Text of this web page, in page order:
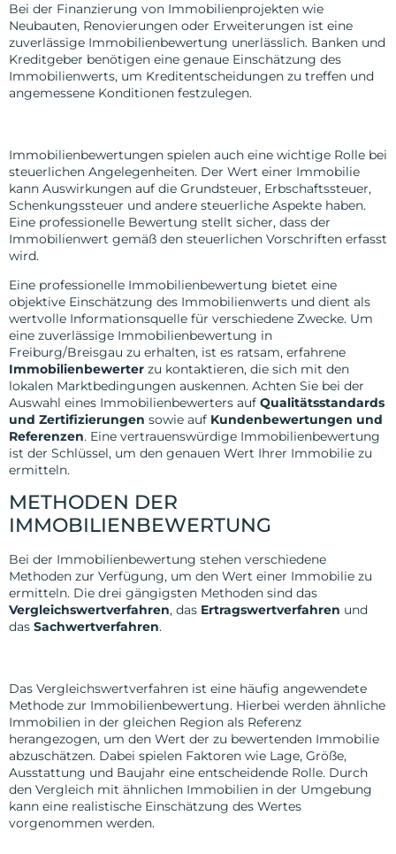
Bei der Finanzierung von Immobilienprojekten wie
Neubauten, Renovierungen oder Erweiterungen ist eine
zuverlässige Immobilienbewertung unerlässlich. Banken und
Kreditgeber benötigen eine genaue Einschätzung des
Immobilienwerts, um Kreditentscheidungen zu treffen und
angemessene Konditionen festzulegen.
Immobilienbewertungen spielen auch eine wichtige Rolle bei
steuerlichen Angelegenheiten. Der Wert einer Immobilie
kann Auswirkungen auf die Grundsteuer, Erbschaftssteuer,
Schenkungssteuer und andere steuerliche Aspekte haben.
Eine professionelle Bewertung stellt sicher, dass der
Immobilienwert gemäß den steuerlichen Vorschriften erfasst
wird.
Eine professionelle Immobilienbewertung bietet eine
objektive Einschätzung des Immobilienwerts und dient als
wertvolle Informationsquelle für verschiedene Zwecke. Um
eine zuverlässige Immobilienbewertung in
Freiburg/Breisgau zu erhalten, ist es ratsam, erfahrene
Immobilienbewerter zu kontaktieren, die sich mit den
lokalen Marktbedingungen auskennen. Achten Sie bei der
Auswahl eines Immobilienbewerters auf Qualitätsstandards
und Zertifizierungen sowie auf Kundenbewertungen und
Referenzen. Eine vertrauenswürdige Immobilienbewertung
ist der Schlüssel, um den genauen Wert Ihrer Immobilie zu
ermitteln.
METHODEN DER
IMMOBILIENBEWERTUNG
Bei der Immobilienbewertung stehen verschiedene
Methoden zur Verfügung, um den Wert einer Immobilie zu
ermitteln. Die drei gängigsten Methoden sind das
Vergleichswertverfahren, das Ertragswertverfahren und
das Sachwertverfahren.
Das Vergleichswertverfahren ist eine häufig angewendete
Methode zur Immobilienbewertung. Hierbei werden ähnliche
Immobilien in der gleichen Region als Referenz
herangezogen, um den Wert der zu bewertenden Immobilie
abzuschätzen. Dabei spielen Faktoren wie Lage, Größe,
Ausstattung und Baujahr eine entscheidende Rolle. Durch
den Vergleich mit ähnlichen Immobilien in der Umgebung
kann eine realistische Einschätzung des Wertes
vorgenommen werden.